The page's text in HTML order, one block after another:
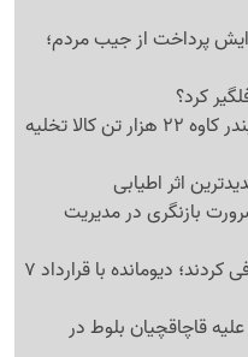
پرداخت از جیب مردم؛
کرد؟
رشد فعالیت‌های تجاری در قشم؛ بندر کاوه 22 هزار تن کالا تخلیه
اثر اطیابی
بازنگری در مدیریت
کهکشانی‌ها شکار بزرگ خود را معرفی کردند؛ دیومانده با قرارداد 7
قاچاقچیان بلوط در